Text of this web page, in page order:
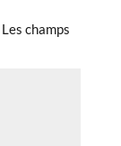
Les champs